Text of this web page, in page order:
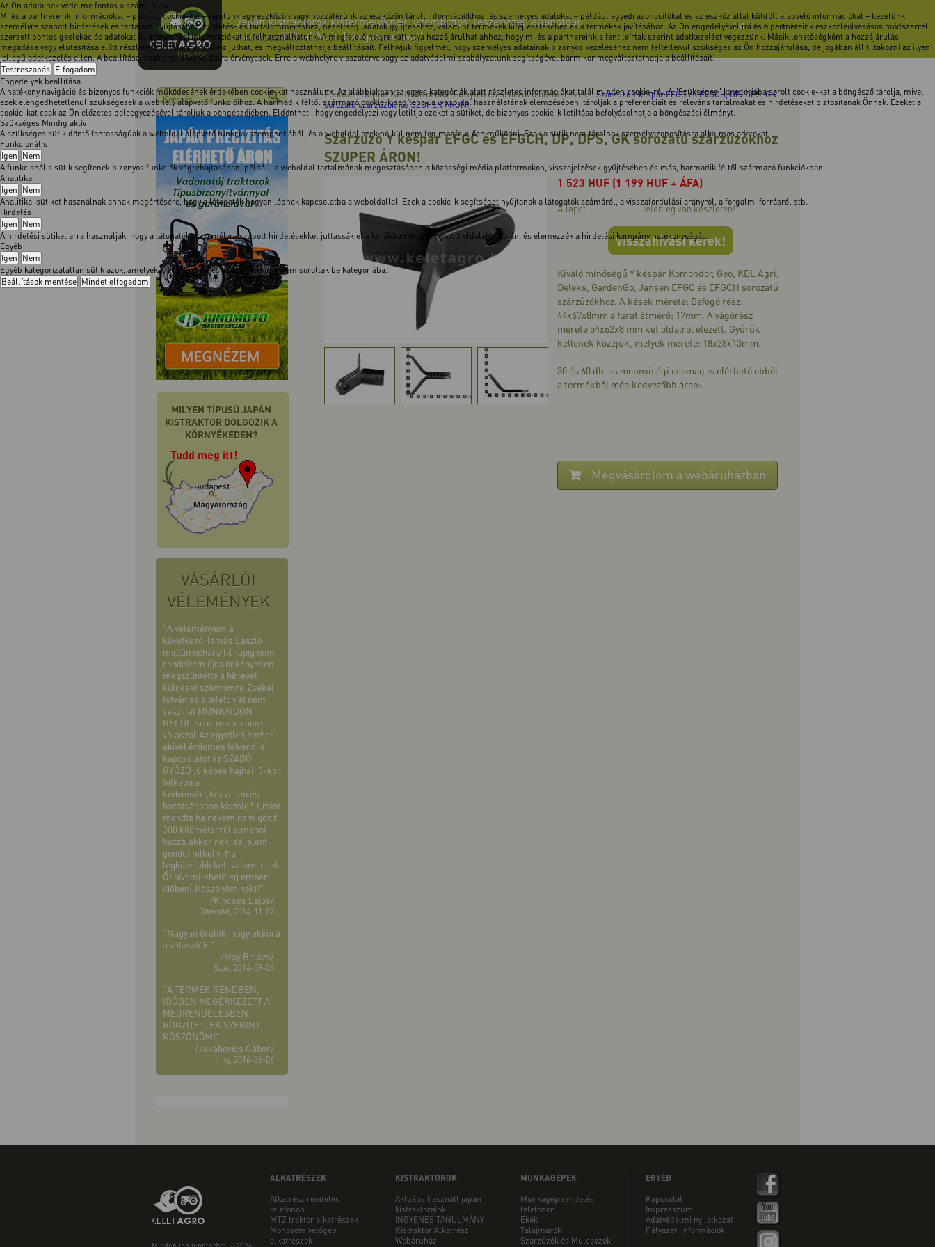
Az Ön adatainak védelme fontos a számunkra
Mi és a partnereink információkat – például cookie-kat – tárolunk egy eszközön vagy hozzáférünk az eszközön tárolt információkhoz, és személyes adatokat – például egyedi azonosítókat és az eszköz által küldött alapvető információkat – kezelünk
személyre szabott hirdetések és tartalom nyújtásához, hirdetés- és tartalomméréshez, nézettségi adatok gyűjtéséhez, valamint termékek kifejlesztéséhez és a termékek javításához. Az Ön engedélyével mi és a partnereink eszközleolvasásos módszerrel
szerzett pontos geolokációs adatokat és azonosítási információkat is felhasználhatunk. A megfelelő helyre kattintva hozzájárulhat ahhoz, hogy mi és a partnereink a fent leírtak szerint adatkezelést végezzünk. Másik lehetőségként a hozzájárulás
megadása vagy elutasítása előtt részletesebb információkhoz juthat, és megváltoztathatja beállításait. Felhívjuk figyelmét, hogy személyes adatainak bizonyos kezeléséhez nem feltétlenül szükséges az Ön hozzájárulása, de jogában áll tiltakozni az ilyen
jellegű adatkezelés ellen. A beállításai csak erre a weboldalra érvényesek. Erre a webhelyre visszatérve vagy az adatvédelmi szabályzatunk segítségével bármikor megváltoztathatja a beállításait.
Testreszabás Elfogadom
Engedélyek beállítása
A hatékony navigáció és bizonyos funkciók működésének érdekében cookie-kat használunk. Az alábbiakban az egyes kategóriák alatt részletes információkat talál minden cookie-ról. A "Szükséges" kategóriába sorolt cookie-kat a böngésző tárolja, mivel
ezek elengedhetetlenül szükségesek a webhely alapvető funkcióihoz. A harmadik féltől származó cookie-k segítenek a weboldal használatának elemzésében, tárolják a preferenciáit és releváns tartalmakat és hirdetéseket biztosítanak Önnek. Ezeket a
cookie-kat csak az Ön előzetes beleegyezésével tároljuk a böngészőjében. Eldöntheti, hogy engedélyezi vagy letiltja ezeket a sütiket, de bizonyos cookie-k letiltása befolyásolhatja a böngészési élményt.
Szükséges Mindig aktív
A szükséges sütik döntő fontosságúak a weboldal alapvető funkciói szempontjából, és a weboldal ezek nélkül nem fog megfelelően működni. Ezek a sütik nem tárolnak személyazonosításra alkalmas adatokat.
Funkcionális
Igen Nem
A funkcionális sütik segítenek bizonyos funkciók végrehajtásában, például a weboldal tartalmának megosztásában a közösségi média platformokon, visszajelzések gyűjtésében és más, harmadik féltől származó funkciókban.
Analitika
Igen Nem
Analitikai sütiket használnak annak megértésére, hogy a látogatók hogyan lépnek kapcsolatba a weboldallal. Ezek a cookie-k segítséget nyújtanak a látogatók számáról, a visszafordulási arányról, a forgalmi forrásról stb.
Hirdetés
Igen Nem
A hirdetési sütiket arra használják, hogy a látogatókat személyre szabott hirdetésekkel juttassák el a korábban meglátogatott oldalak alapján, és elemezzék a hirdetési kampány hatékonyságát.
Egyéb
Igen Nem
Egyéb kategorizálatlan sütik azok, amelyeket elemeznek, és amelyeket még nem soroltak be kategóriába.
Beállítások mentése Mindet elfogadom
Japán kistraktorok kistermelőknek, üzembiztos, leszervizelt állapotban
házhozszállítva! Akár 1 év garanciával!
HU EN DE FR RO
MILYEN TÍPUSÚ JAPÁN
KISTRAKTOR DOLGOZIK A
KÖRNYÉKEDEN?
Tudd meg itt!
VÁSÁRLÓI
VÉLEMÉNYEK
"A véleményem a
következő:Tamás László
miután néhány hónapig nem
rendeltem újra önkényesen
megszüntette a hírlevél
küldését számomra.Zsákai
István se a telefonját nem
veszi fel MUNKAIDŐN
BELÜL,se e-mailra nem
válaszol!Az egyetlen ember
akivel érdemes felvenni a
kapcsolatot az SZABÓ
GYŐZŐ ,ö képes hajnali 3-kor
felkelni a
kedvemért,kedvesen és
barátságosan kiszolgált,mint
mondta ha nekem nem gond
300 kilóméterről elmenni
hozzá,akkor neki se jelent
gondot felkelni.Ha
legközelebb kell valami csak
Őt hívom(lehetőleg emberi
időben).Köszönöm neki!"
/Kincses Lajos/
Dömsöd, 2014-11-07
"Nagyon örülök, hogy ekkora
a választék."
/May Balázs/
Szár, 2014-09-24
"A TERMÉK RENDBEN,
IDŐBEN MEGÉRKEZETT A
MEGRENDELÉSBEN
RÖGZÍTETTEK SZERINT.
KÖSZÖNÖM!"
/Jakabovics Gábor/
Iliny, 2016-06-06
Főoldal-Japán Kistraktorok-Fűnyíró és szárzúzó alkatrészek- Szárzúzó Y késpár EFGC és EFGCH, DP, DPS, GK
sorozatú szárzúzókhoz SZUPER ÁRON!
Szárzúzó Y késpár EFGC és EFGCH, DP, DPS, GK sorozatú szárzúzókhoz
SZUPER ÁRON!
1 523 HUF (1 199 HUF + ÁFA)
Állapot: Jelenleg van készleten!
Visszahívást kérek!
Kiváló minőségű Y késpár Komondor, Geo, KDL Agri,
Deleks, GardenGo, Jansen EFGC és EFGCH sorozatú
szárzúzókhoz. A kések mérete: Befogó rész:
44x67x8mm a furat átmérő: 17mm. A vágórész
mérete 54x62x8 mm két oldalról élezett. Gyűrűk
kellenek közéjük, melyek mérete: 18x28x13mm.
30 és 60 db-os mennyiségi csomag is elérhető ebből
a termékből még kedvezőbb áron:
Megvásárolom a webáruházban
ALKATRÉSZEK
Alkatrész rendelés
telefonon
MTZ traktor alkatrészek
Monosem vetőgép
alkatrészek
KISTRAKTOROK
Aktuális használt japán
kistraktoraink
INGYENES TANULMÁNY
Kistraktor Alkatrész
Webáruház
MUNKAGÉPEK
Munkagép rendelés
telefonon
Ekék
Talajmarók
Szárzúzók és Mulcsozók
EGYÉB
Kapcsolat
Impresszum
Adatvédelmi nyilatkozat
Pályázati információk